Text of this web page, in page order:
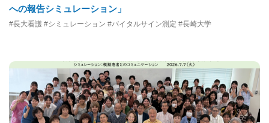
への報告シミュレーション」
#長大看護 #シミュレーション #バイタルサイン測定 #長崎大学